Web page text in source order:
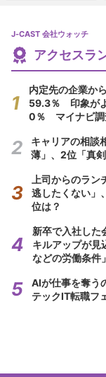
J-CAST 会社ウォッチ
アクセスラ
内定先の企業か
59.3％ 印象が
0％ マイナビ調
キャリアの相談
薄」、2位「真
上司からのラ
逃したくない」
位は？
新卒で入社し
キルアップが見
などの労働条件
AIが仕事を奪う
テックIT転職フ